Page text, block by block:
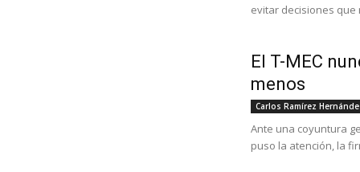
evitar decisiones que
El T-MEC
menos
Carlos Ramírez
Ante una coyuntura
puso la atención, la